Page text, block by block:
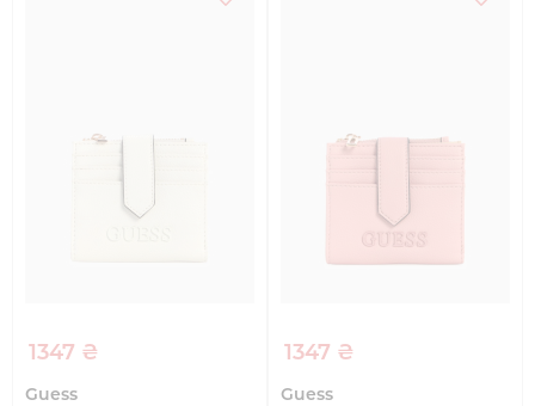
1347 ₴
Guess
1347 ₴
Guess